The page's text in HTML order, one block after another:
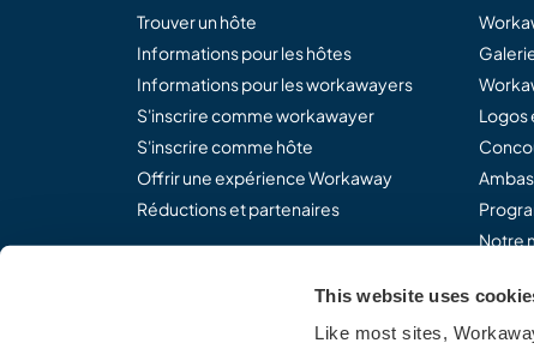
This website uses
Like most sites,
Trouver un hôte
Informations pour les hôtes
Informations pour les workawayers
S'inscrire comme workawayer
S'inscrire comme hôte
Offrir une expérience Workaway
Réductions et partenaires
Logos
Notre